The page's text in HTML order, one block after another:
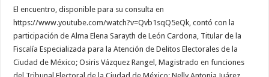
El encuentro, disponible para su consulta en
https://www.youtube.com/watch?v=Qvb1sqQ5eQk, contó con la
participación de Alma Elena Sarayth de León Cardona, Titular de la
Fiscalía Especializada para la Atención de Delitos Electorales de la
Ciudad de México; Osiris Vázquez Rangel, Magistrado en funciones